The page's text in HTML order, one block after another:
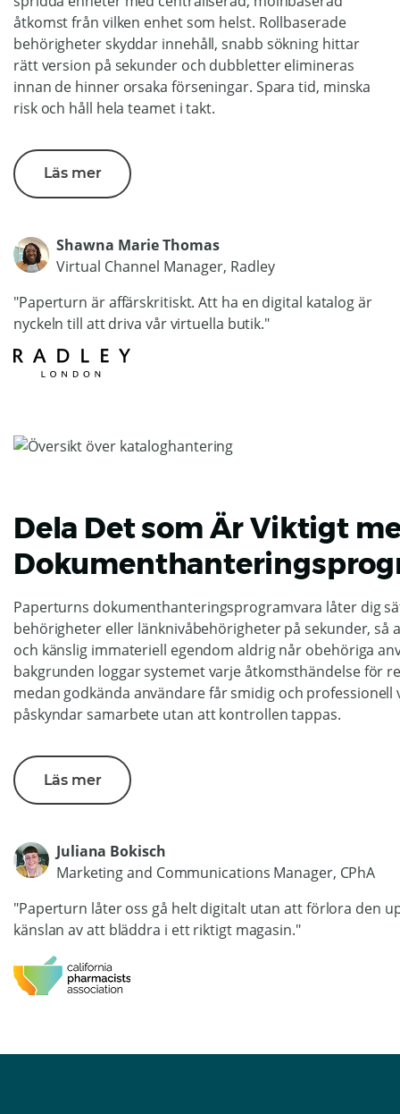
åtkomst från vilken enhet som helst. Rollbaserade
behörigheter skyddar innehåll, snabb sökning hittar
rätt version på sekunder och dubbletter elimineras
innan de hinner orsaka förseningar. Spara tid, minska
risk och håll hela teamet i takt.
Läs mer
Shawna Marie Thomas
Virtual Channel Manager, Radley
"Paperturn är affärskritiskt. Att ha en digital katalog är
nyckeln till att driva vår virtuella butik."
Dela Det som Är Viktigt
Paperturns dokumenthanteringsprogramvara låter dig
behörigheter eller länknivåbehörigheter på sekunder, så
och känslig immateriell egendom aldrig når obehöriga
bakgrunden loggar systemet varje åtkomsthändelse för
medan godkända användare får smidig och professionell
påskyndar samarbete utan att kontrollen tappas.
Läs mer
Juliana Bokisch
Marketing and Communications Manager, CPhA
"Paperturn låter oss gå helt digitalt utan att förlora den
känslan av att bläddra i ett riktigt magasin."